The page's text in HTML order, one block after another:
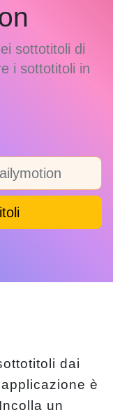
sottotitoli di
i sottotitoli in
dai
è
un